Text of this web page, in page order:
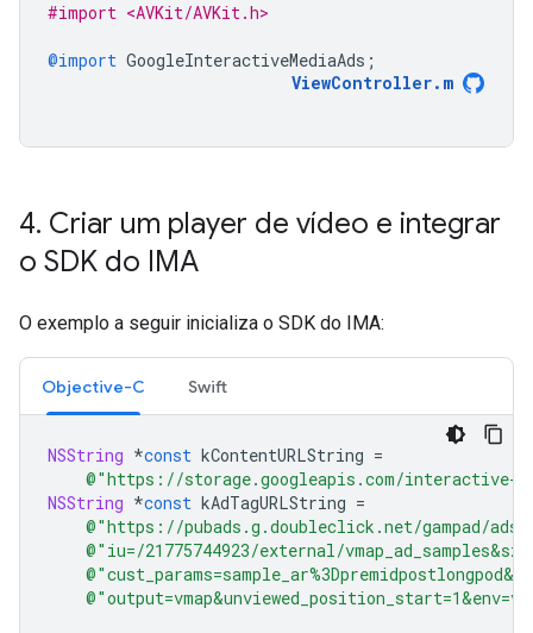
#import <AVKit/AVKit.h>
@import GoogleInteractiveMediaAds ;
ViewController. m
4. Criar um player de vídeo e integrar
o SDK do IMA
O exemplo a seguir inicializa o SDK do IMA:
Objective-C Swift
NSString *const kContentURLString =
@"https://storage.googleapis.com/interactive-
NSString *const kAdTagURLString =
@"https://pubads.g.doubleclick.net/gampad/
@"iu=/21775744923/external/